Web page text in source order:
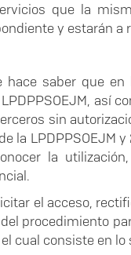
que la
y estarán a
hace saber que
así
sin
la LPDPPSOEJM
la
el acceso,
procedimiento
el cual consiste en